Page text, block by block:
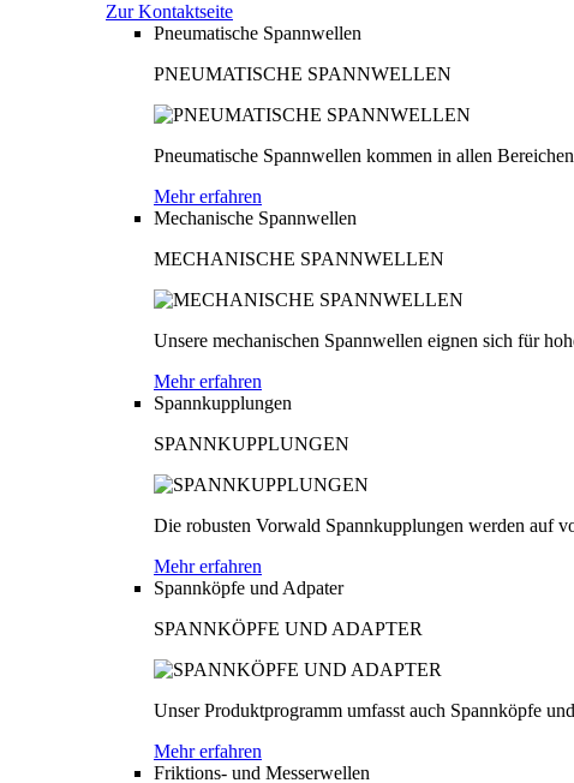
Zur Kontaktseite
Pneumatische Spannwellen
PNEUMATISCHE SPANNWELLEN
Pneumatische Spannwellen kommen in allen
Mehr erfahren
Mechanische Spannwellen
MECHANISCHE SPANNWELLEN
Unsere mechanischen Spannwellen eignen sich für
Mehr erfahren
Spannkupplungen
SPANNKUPPLUNGEN
Die robusten Vorwald Spannkupplungen werden auf
Mehr erfahren
Spannköpfe und Adpater
SPANNKÖPFE UND ADAPTER
Unser Produktprogramm umfasst auch Spannköpfe
Mehr erfahren
Friktions- und Messerwellen